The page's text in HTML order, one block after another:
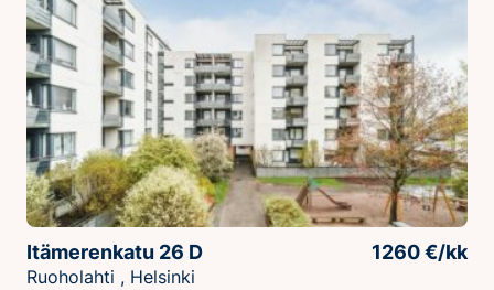
Itämerenkatu 26 D 1260 €/kk
Ruoholahti , Helsinki